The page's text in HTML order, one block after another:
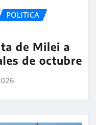
POLITICA
de Milei a
de octubre